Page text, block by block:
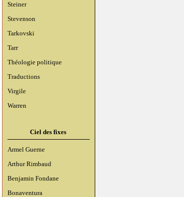
Steiner
Stevenson
Tarkovski
Tarr
Théologie politique
Traductions
Virgile
Warren
Ciel des fixes
Armel Guerne
Arthur Rimbaud
Benjamin Fondane
Bonaventura